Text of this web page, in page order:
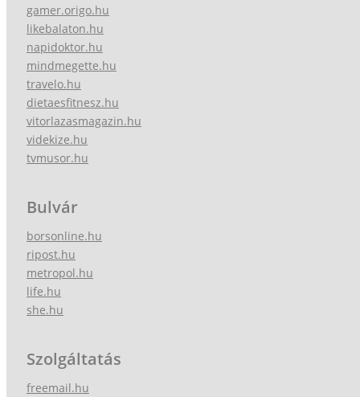
gamer.origo.hu
likebalaton.hu
napidoktor.hu
mindmegette.hu
travelo.hu
dietaesfitnesz.hu
vitorlazasmagazin.hu
videkize.hu
tvmusor.hu
Bulvár
borsonline.hu
ripost.hu
metropol.hu
life.hu
she.hu
Szolgáltatás
freemail.hu